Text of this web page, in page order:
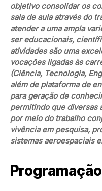
objetivo consolidar os
sala de aula através do
atender a uma ampla
ser educacionais,
atividades são uma
vocações ligadas às
(Ciência, Tecnologia,
além de plataforma de
para geração de
permitindo que diversas
por meio do trabalho
vivência em pesquisa,
sistemas aeroespaciais